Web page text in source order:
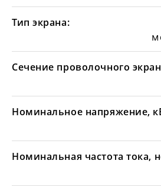
Тип экрана:
Сечение проволочного
Номинальное напряжение,
Номинальная частота тока,